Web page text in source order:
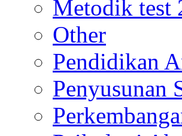
Metodik test
Other
Pendidikan
Penyusunan